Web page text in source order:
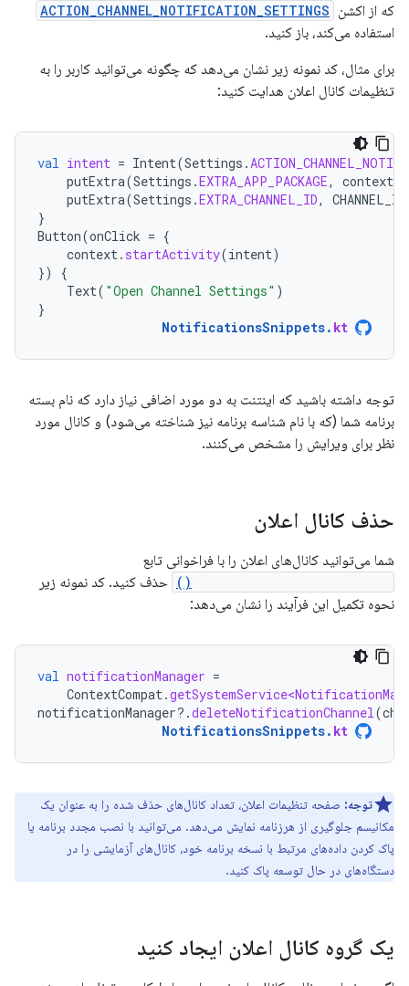
که از اکشن ACTION_CHANNEL_NOTIFICATION_SETTINGS
استفاده می‌کند، باز کنید.
برای مثال، کد نمونه زیر نشان می‌دهد که چگونه می‌توانید کاربر را به
تنظیمات کانال اعلان هدایت کنید:
val intent = Intent(Settings .
putExtra(Settings .EXTRA_APP_PACKAGE, context
putExtra(Settings .EXTRA_CHANNEL_ID, CHANNEL_ID
}
Button(onClick = {
context. startActivity(intent)
})
{
Text( "Open Channel Settings" )
}
NotificationsSnippets. kt
توجه داشته باشید که اینتنت به دو مورد اضافی نیاز دارد که نام بسته
برنامه شما (که با نام شناسه برنامه نیز شناخته می‌شود) و کانال مورد
نظر برای ویرایش را مشخص می‌کنند.
حذف کانال اعلان
شما می‌توانید کانال‌های اعلان را با فراخوانی تابع
حذف کنید. کد نمونه زیر
نحوه تکمیل این فرآیند را نشان می‌دهد:
val notificationManager =
ContextCompat.
notificationManager?.deleteNotificationChannel(
NotificationsSnippets. kt
توجه: صفحه تنظیمات اعلان، تعداد کانال‌های حذف شده را به عنوان یک
مکانیسم جلوگیری از هرزنامه نمایش می‌دهد. می‌توانید با نصب مجدد برنامه یا
پاک کردن داده‌های مرتبط با نسخه برنامه خود، کانال‌های آزمایشی را در
دستگاه‌های در حال توسعه پاک کنید.
یک گروه کانال اعلان ایجاد کنید